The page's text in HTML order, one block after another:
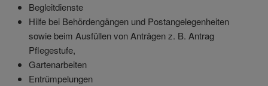
Begleitdienste
Hilfe bei Behördengängen und Postangelegenheiten
sowie beim Ausfüllen von Anträgen z. B. Antrag
Pflegestufe,
Gartenarbeiten
Entrümpelungen